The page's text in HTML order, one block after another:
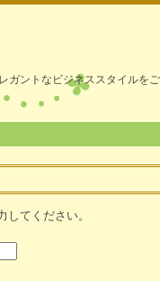
ガントなビジネススタイルを
てください。